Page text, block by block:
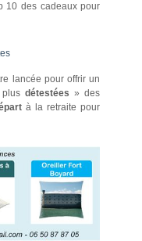
10 des cadeaux pour
lancée pour offrir un
plusdétestées» des
à la retraite pour